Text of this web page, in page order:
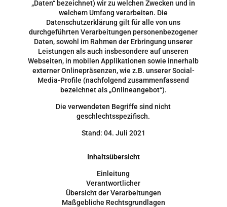
„Daten“ bezeichnet) wir zu welchen Zwecken und in
welchem Umfang verarbeiten. Die
Datenschutzerklärung gilt für alle von uns
durchgeführten Verarbeitungen personenbezogener
Daten, sowohl im Rahmen der Erbringung unserer
Leistungen als auch insbesondere auf unseren
Webseiten, in mobilen Applikationen sowie innerhalb
externer Onlinepräsenzen, wie z.B. unserer Social-
Media-Profile (nachfolgend zusammenfassend
bezeichnet als „Onlineangebot“).
Die verwendeten Begriffe sind nicht
geschlechtsspezifisch.
Stand: 04. Juli 2021
Inhaltsübersicht
Einleitung
Verantwortlicher
Übersicht der Verarbeitungen
Maßgebliche Rechtsgrundlagen